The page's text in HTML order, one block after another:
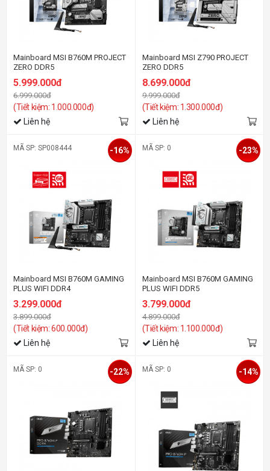
Mainboard MSI B760M PROJECT
ZERO DDR5
5.999.000đ
6.999.000đ
(Tiết kiệm: 1.000.000đ)
Liên hệ
Mainboard MSI Z790 PROJECT
ZERO DDR5
8.699.000đ
9.999.000đ
(Tiết kiệm: 1.300.000đ)
Liên hệ
MÃ SP: SP008444
Mainboard MSI B760M GAMING
PLUS WIFI DDR4
3.299.000đ
3.899.000đ
(Tiết kiệm: 600.000đ)
-16%
Liên hệ
MÃ SP: 0
Mainboard MSI B760M GAMING
PLUS WIFI DDR5
3.799.000đ
4.899.000đ
(Tiết kiệm: 1.100.000đ)
-23%
Liên hệ
MÃ SP: 0 -22% MÃ SP: 0 -14%